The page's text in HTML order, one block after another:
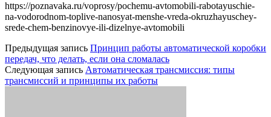
https://poznavaka.ru/voprosy/pochemu-avtomobili-rabotayuschie-
na-vodorodnom-toplive-nanosyat-menshe-vreda-okruzhayuschey-
srede-chem-benzinovye-ili-dizelnye-avtomobili
Предыдущая запись Принцип работы автоматической коробки
передач, что делать, если она сломалась
Следующая запись Автоматическая трансмиссия: типы
трансмиссий и принципы их работы